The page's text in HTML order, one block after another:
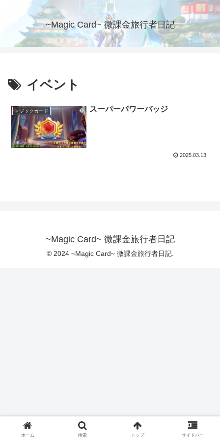
~Magic Card~ 微課金旅行者日記
イベント
マジックカード スーパーパワーバッジ
2025.03.13
~Magic Card~ 微課金旅行者日記
© 2024 ~Magic Card~ 微課金旅行者日記.
ホーム 検索 トップ サイドバー